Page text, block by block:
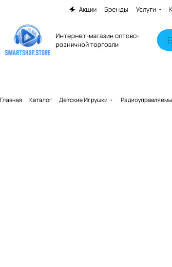
Акции Бренды Услуги
Интернет-магазин оптово-
розничной торговли
Главная Каталог Детские Игрушки